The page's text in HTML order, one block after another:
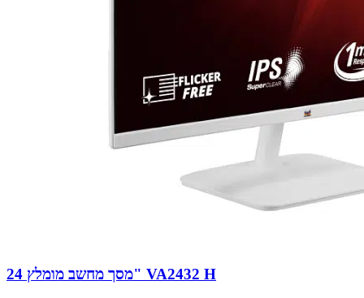
מסך מחשב מומלץ 24" VA2432 H